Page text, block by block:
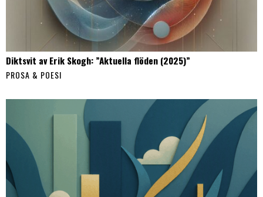
Diktsvit av Erik Skogh: ”Aktuella flöden (2025)”
PROSA & POESI